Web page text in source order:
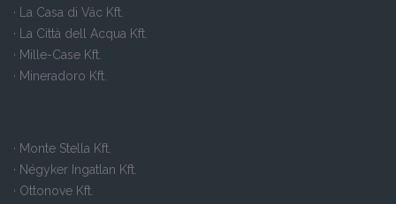
· La Casa di Vác Kft.
· La Città dell Acqua Kft.
· Mille-Case Kft.
· Mineradoro Kft.
· Monte Stella Kft.
· Négyker Ingatlan Kft.
· Ottonove Kft.